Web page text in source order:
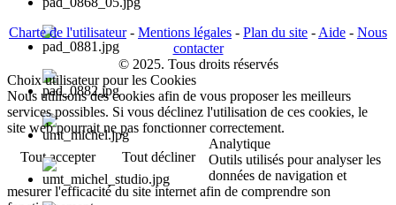
Charte de l'utilisateur- Mentions légales - Plan du site - Aide - Nous
contacter
© 2025. Tous droits réservés
Choix utilisateur pour les Cookies
Nous utilisons des cookies afin de vous proposer les meilleurs
services possibles. Si vous déclinez l'utilisation de ces cookies, le
site web pourrait ne pas fonctionner correctement.
Tout accepter
Tout décliner
Analytique
Outils utilisés pour analyser les
données de navigation et
mesurer l'efficacité du site internet afin de comprendre son